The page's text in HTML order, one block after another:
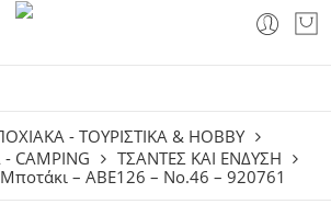
- ΤΟΥΡΙΣΤΙΚΑ & HOBBY
CAMPING
ΤΣΆΝΤΕΣ ΚΑΙ ΈΝΔΥΣΗ
Μποτάκι – ABE126 – No.46 – 920761